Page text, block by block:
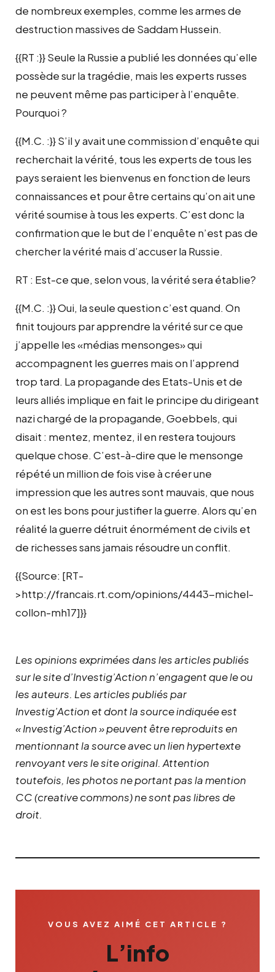
de nombreux exemples, comme les armes de
destruction massives de Saddam Hussein.
{{RT :}} Seule la Russie a publié les données qu’elle
possède sur la tragédie, mais les experts russes
ne peuvent même pas participer à l’enquête.
Pourquoi ?
{{M.C. :}} S’il y avait une commission d’enquête qui
recherchait la vérité, tous les experts de tous les
pays seraient les bienvenus en fonction de leurs
connaissances et pour être certains qu’on ait une
vérité soumise à tous les experts. C’est donc la
confirmation que le but de l’enquête n’est pas de
chercher la vérité mais d’accuser la Russie.
RT : Est-ce que, selon vous, la vérité sera établie?
{{M.C. :}} Oui, la seule question c’est quand. On
finit toujours par apprendre la vérité sur ce que
j’appelle les «médias mensonges» qui
accompagnent les guerres mais on l’apprend
trop tard. La propagande des Etats-Unis et de
leurs alliés implique en fait le principe du dirigeant
nazi chargé de la propagande, Goebbels, qui
disait : mentez, mentez, il en restera toujours
quelque chose. C’est-à-dire que le mensonge
répété un million de fois vise à créer une
impression que les autres sont mauvais, que nous
on est les bons pour justifier la guerre. Alors qu’en
réalité la guerre détruit énormément de civils et
de richesses sans jamais résoudre un conflit.
{{Source: [RT-
>http://francais.rt.com/opinions/4443-michel-
collon-mh17]}}
Les opinions exprimées dans les articles publiés
sur le site d’Investig’Action n’engagent que le ou
les auteurs. Les articles publiés par
Investig’Action et dont la source indiquée est
« Investig’Action » peuvent être reproduits en
mentionnant la source avec un lien hypertexte
renvoyant vers le site original. Attention
toutefois, les photos ne portant pas la mention
CC (creative commons) ne sont pas libres de
droit.
VOUS AVEZ AIMÉ CET ARTICLE ?
L’info